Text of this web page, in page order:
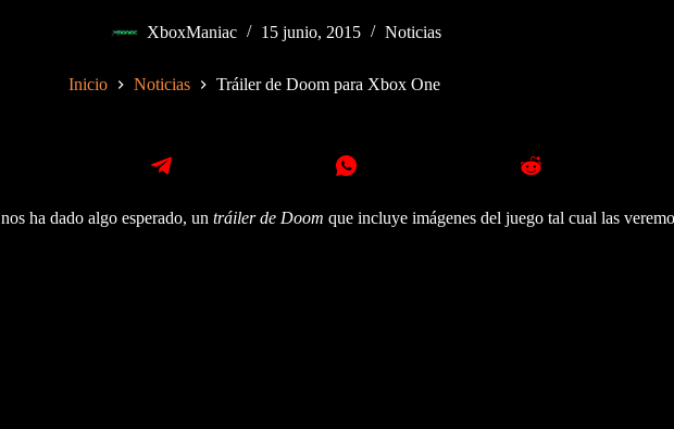
XboxManiac 15 junio, 2015 Noticias
Inicio Noticias Tráiler de Doom para Xbox One
nos ha dado algo esperado, un tráiler de Doom que incluye imágenes del juego tal cual las